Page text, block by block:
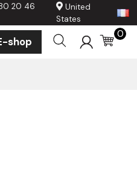
20 46
United
States
shop
0